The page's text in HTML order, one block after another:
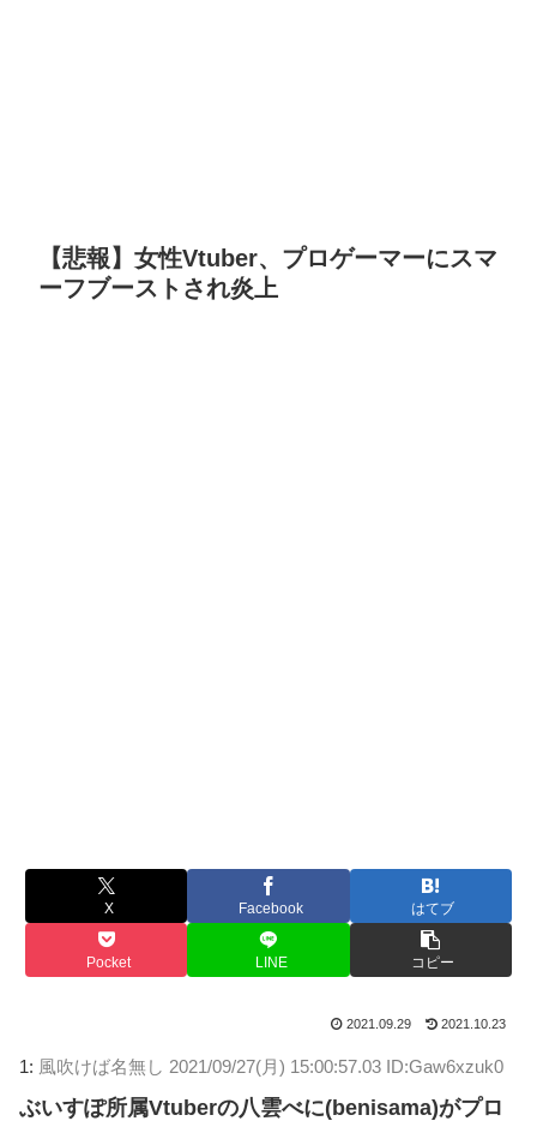
【悲報】女性Vtuber、プロゲーマーにスマ
ーフブーストされ炎上
X Facebook はてブ
Pocket LINE コピー
2021.09.29 2021.10.23
1: 風吹けば名無し 2021/09/27(月) 15:00:57.03 ID:Gaw6xzuk0
ぶいすぽ所属Vtuberの八雲べに(benisama)がプロ